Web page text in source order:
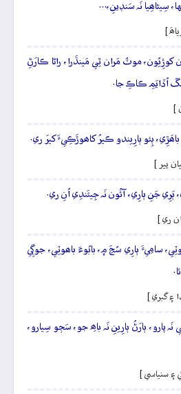
سِيڻاھِيا نَہ سَنڊينِ،…
]
کوڙِيُون، موٽُ مَران ٿِي مَينڌَرا، راڻا ڪارَڻِ
اُڏايَمِ ڪاڪِ جا.
]
ٻِئو ٻارِيندو ڪيرُ کاھوڙَڪِيءَ کيرَ ري.
پير ]
ٻَرِي جَنِ ٻارِي، آئُون نَہ جِيئَندِي اُنِ ري.
ري ]
سامِيءَ ٻارِي سُڃَ ۾، بابُوءَ باھوٽِي، جوڳِي
۽ گبري ]
پارو، ٻارَڻُ ٻارِينِ نَہ باھِ جو، سَڄو سِيارو،
۽ سنياسي ]